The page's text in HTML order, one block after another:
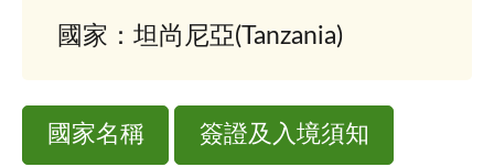
國家：坦尚尼亞(Tanzania)
國家名稱 簽證及入境須知